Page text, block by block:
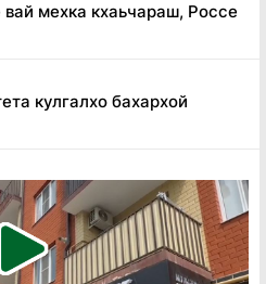
вай мехка кхаьчараш, Россе
кулгалхо бахархой